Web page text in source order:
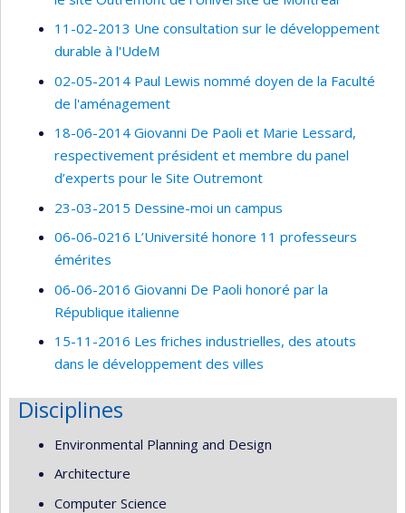
11-02-2013 Une consultation sur le développement
durable à l'UdeM
02-05-2014 Paul Lewis nommé doyen de la Faculté
de l'aménagement
18-06-2014 Giovanni De Paoli et Marie Lessard,
respectivement président et membre du panel
d’experts pour le Site Outremont
23-03-2015 Dessine-moi un campus
06-06-0216 L’Université honore 11 professeurs
émérites
06-06-2016 Giovanni De Paoli honoré par la
République italienne
15-11-2016 Les friches industrielles, des atouts
dans le développement des villes
Disciplines
Environmental Planning and Design
Architecture
Computer Science